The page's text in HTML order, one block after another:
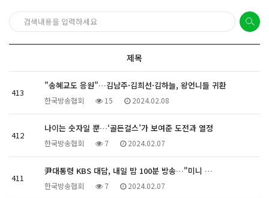
제목
413
"송혜교도 응원"…김남주·김희선·김하늘, 왕언니들 귀환
한국방송협회 15 2024.02.08
412
나이는 숫자일 뿐…‘골든걸스’가 보여준 도전과 열정
한국방송협회 7 2024.02.07
411
尹대통령 KBS 대담, 내일 밤 100분 방송…"미니 …
한국방송협회 7 2024.02.07